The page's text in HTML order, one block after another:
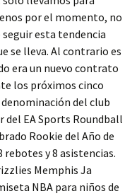
por el momento, no
seguir esta tendencia
se lleva. Al contrario es
era un nuevo contrato
los próximos cinco
del club
del EA Sports Roundball
Rookie del Año de
y 8 asistencias.
Memphis Ja
NBA para niños de